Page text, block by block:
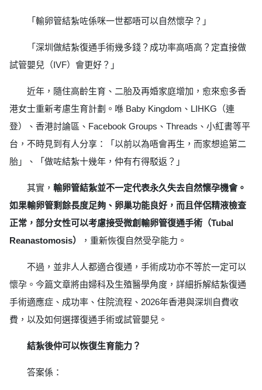
「輸卵管結紮咗係咪一世都唔可以自然懷孕？」
「深圳做結紮復通手術幾多錢？成功率高唔高？定直接做
試管嬰兒（IVF）會更好？」
近年，隨住高齡生育、二胎及再婚家庭增加，愈來愈多香
港女士重新考慮生育計劃。喺 Baby Kingdom、LIHKG（連
登）、香港討論區、Facebook Groups、Threads、小紅書等平
台，不時見到有人分享：「以前以為唔會再生，而家想追第二
胎」、「做咗結紮十幾年，仲有冇得駁返？」
其實， 輸卵管結紮並不一定代表永久失去自然懷孕機會。
如果輸卵管剩餘長度足夠、卵巢功能良好，而且伴侶精液檢查
正常，部分女性可以考慮接受微創輸卵管復通手術（Tubal
Reanastomosis）
，重新恢復自然受孕能力。
不過，並非人人都適合復通，手術成功亦不等於一定可以
懷孕。今篇文章將由婦科及生殖醫學角度，詳細拆解結紮復通
手術適應症、成功率、住院流程、2026年香港與深圳自費收
費，以及如何選擇復通手術或試管嬰兒。
結紮後仲可以恢復生育能力？
答案係：